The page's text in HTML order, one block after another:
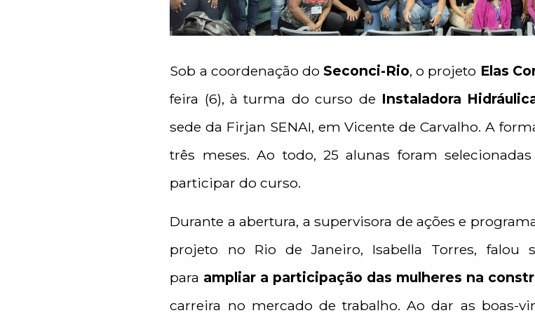
Sob a coordenação doSeconci-Rio, o projeto Elas
feira (6), à turma do curso de Instaladora
sede da Firjan SENAI, em Vicente de Carvalho. A
três meses. Ao todo, 25 alunas foram
participar do curso.
Durante a abertura, a supervisora de ações e
projeto no Rio de Janeiro, Isabella Torres, falou
para ampliar a participação das mulheres na
carreira no mercado de trabalho. Ao dar as boas-